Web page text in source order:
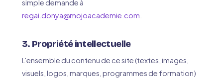
simple demande à
regai.donya@mojoacademie.com
3. Propriété intellectuelle
L'ensemble du contenu de ce site (textes, images,
visuels, logos, marques, programmes de formation)